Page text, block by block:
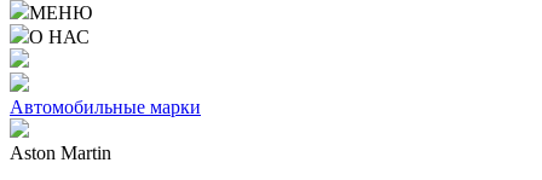
МЕНЮ
О НАС
Автомобильные марки
Aston Martin